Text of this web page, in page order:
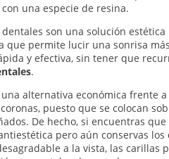
una especie de resina.
dentales son una solución estética
que permite lucir una sonrisa
y efectiva, sin tener que
.
alternativa económica frente
puesto que se colocan
De hecho, si encuentras que
pero aún conservas los
a la vista, las carillas